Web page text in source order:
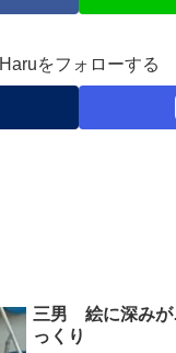
Haruをフォローする
三男 絵に深み
っくり